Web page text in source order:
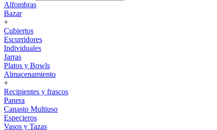
Alfombras
Bazar
+
Cubiertos
Escurridores
Individuales
Jarras
Platos y Bowls
Almacenamiento
+
Recipientes y frascos
Panera
Canasto Multiuso
Especieros
Vasos y Tazas